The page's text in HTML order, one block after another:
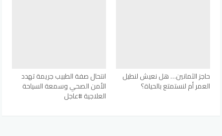
حاجز الثمانين… هل نعيش لنطيل
العمر أم لنستمتع بالحياة؟
انتحال صفة الطبيب جريمة تهدد
الأمن الصحي وسمعة السياحة
العلاجية #عاجل